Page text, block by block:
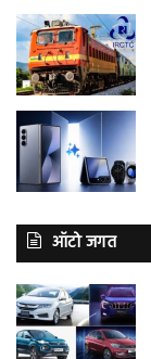
ऑटो जगत